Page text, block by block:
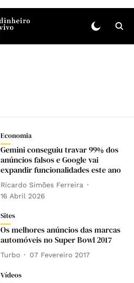
Economia
Gemini conseguiu travar 99% dos
anúncios falsos e Google vai
expandir funcionalidades este ano
Ricardo Simões Ferreira
16 Abril 2026
Sites
Os melhores anúncios das marcas
automóveis no Super Bowl 2017
Turbo 07 Fevereiro 2017
Vídeos